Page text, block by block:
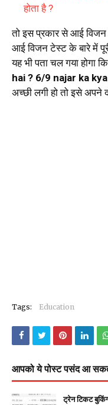
होता है ?
तो इस प्रकार से आई
आई विजन टेस्ट के बारे में
यह भी पता चल गया होगा कि
hai ? 6/9 najar ka
अच्छी लगी हो तो इसे
Tags: Education
आपको ये पोस्ट पसंद आ
ट्रेन टिकट